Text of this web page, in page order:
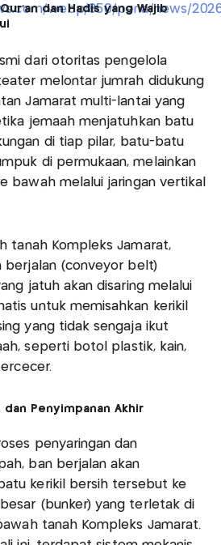
dan Hadis yang Wajib
dari otoritas pengelola
melontar jumrah didukung
Jamarat multi-lantai yang
jemaah menjatuhkan batu
di tiap pilar, batu-batu
di permukaan, melainkan
bawah melalui jaringan vertikal
tanah Kompleks Jamarat,
berjalan (conveyor belt)
jatuh akan disaring melalui
untuk memisahkan kerikil
yang tidak sengaja ikut
seperti botol plastik, kain,
Penyimpanan Akhir
penyaringan dan
ban berjalan akan
kerikil bersih tersebut ke
(bunker) yang terletak di
tanah Kompleks Jamarat.